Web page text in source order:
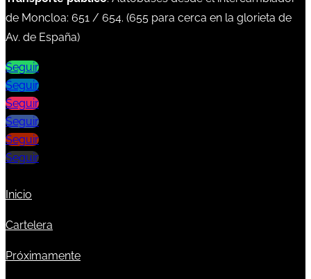
de Moncloa: 651 / 654. (655 para cerca en la glorieta de
Av. de España)
Seguir
Seguir
Seguir
Seguir
Seguir
Seguir
Inicio
Cartelera
Próximamente